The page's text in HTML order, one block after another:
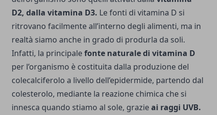
D2, dalla vitamina D3. Le fonti di vitamina D si
ritrovano facilmente all’interno degli alimenti, ma in
realtà siamo anche in grado di produrla da soli.
Infatti, la principalefonte naturale di vitamina D
per l’organismo è costituita dalla produzione del
colecalciferolo a livello dell’epidermide, partendo dal
colesterolo, mediante la reazione chimica che si
innesca quando stiamo al sole, grazieai raggi UVB.